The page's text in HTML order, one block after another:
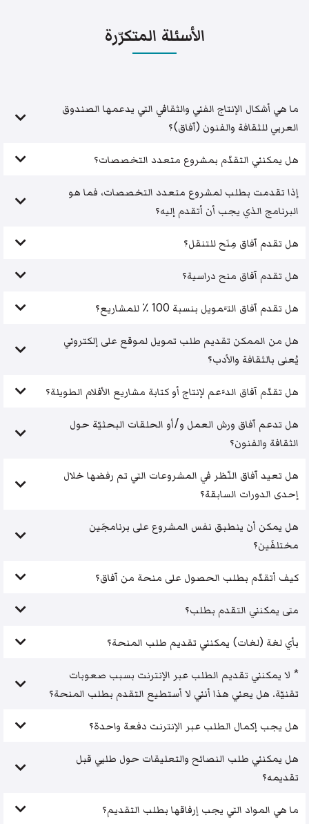
الأسئلة المتكرّرة
ما هي أشكال الإنتاج الفني والثقافي التي يدعمها الصندوق
العربي للثقافة والفنون (آفاق)؟
هل يمكنني التقدّم بمشروع متعدد التخصصات؟
إذا تقدمت بطلب لمشروع متعدد التخصصات، فما هو
البرنامج الذي يجب أن أتقدم إليه؟
هل تقدم آفاق مِنَح للتنقل؟
هل تقدم آفاق منح دراسية؟
هل تقدم آفاق التَّمويل بنسبة 100 ٪ للمشاريع؟
هل من الممكن تقديم طلب تمويل لموقع على إلكتروني
يُعنى بالثقافة والأدب؟
هل تقدّم آفاق الدَّعم لإنتاج أو كتابة مشاريع الأفلام الطويلة؟
هل تدعم آفاق ورش العمل و/أو الحلقات البحثيّة حول
الثقافة والفنون؟
هل تعيد آفاق النّظر في المشروعات التي تم رفضها خلال
إحدى الدورات السابقة؟
هل يمكن أن ينطبق نفس المشروع على برنامجَين
مختلفَين؟
كيف أتقدّم بطلب الحصول على منحة من آفاق؟
متى يمكنني التقدم بطلب؟
بأي لغة (لغات) يمكنني تقديم طلب المنحة؟
* لا يمكنني تقديم الطلب عبر الإنترنت بسبب صعوبات
تقنيّة. هل يعني هذا أنني لا أستطيع التقدم بطلب المنحة؟
هل يجب إكمال الطلب عبر الإنترنت دفعة واحدة؟
هل يمكنني طلب النصائح والتعليقات حول طلبي قبل
تقديمه؟
ما هي المواد التي يجب إرفاقها بطلب التقديم؟